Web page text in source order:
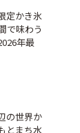
定かき氷
で味わう
年最
の世界か
とまち水